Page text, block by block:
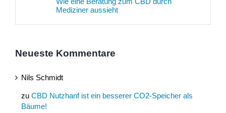
Mediziner aussieht
Neueste Kommentare
Nils Schmidt
zu CBD Nutzhanf ist ein besserer CO2-Speicher als
Bäume!